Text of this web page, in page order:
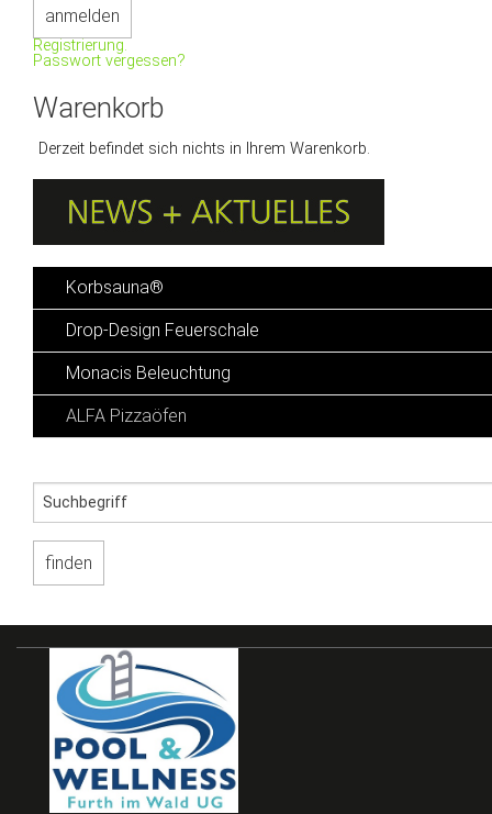
Registrierung.
Passwort vergessen?
Warenkorb
Derzeit befindet sich nichts in Ihrem Warenkorb.
Korbsauna®
Drop-Design Feuerschale
Monacis Beleuchtung
ALFA Pizzaöfen